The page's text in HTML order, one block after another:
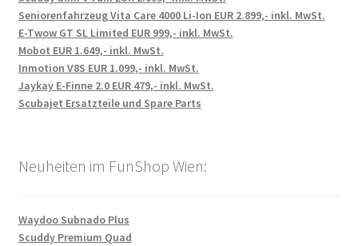
Seniorenfahrzeug Vita Care 4000 Li-Ion EUR 2.899,- inkl. MwSt.
E-Twow GT SL Limited EUR 999,- inkl. MwSt.
Mobot EUR 1.649,- inkl. MwSt.
Inmotion V8S EUR 1.099,- inkl. MwSt.
Jaykay E-Finne 2.0 EUR 479,- inkl. MwSt.
Scubajet Ersatzteile und Spare Parts
Neuheiten im FunShop Wien:
Waydoo Subnado Plus
Scuddy Premium Quad